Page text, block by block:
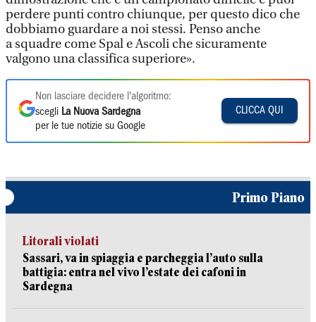
perdere punti contro chiunque, per questo dico che
dobbiamo guardare a noi stessi. Penso anche
a squadre come Spal e Ascoli che sicuramente
valgono una classifica superiore».
Non lasciare decidere l'algoritmo:
scegli La Nuova Sardegna
per le tue notizie su Google
CLICCA QUI
Primo Piano
Litorali violati
Sassari, va in spiaggia e parcheggia l’auto sulla
battigia: entra nel vivo l’estate dei cafoni in
Sardegna